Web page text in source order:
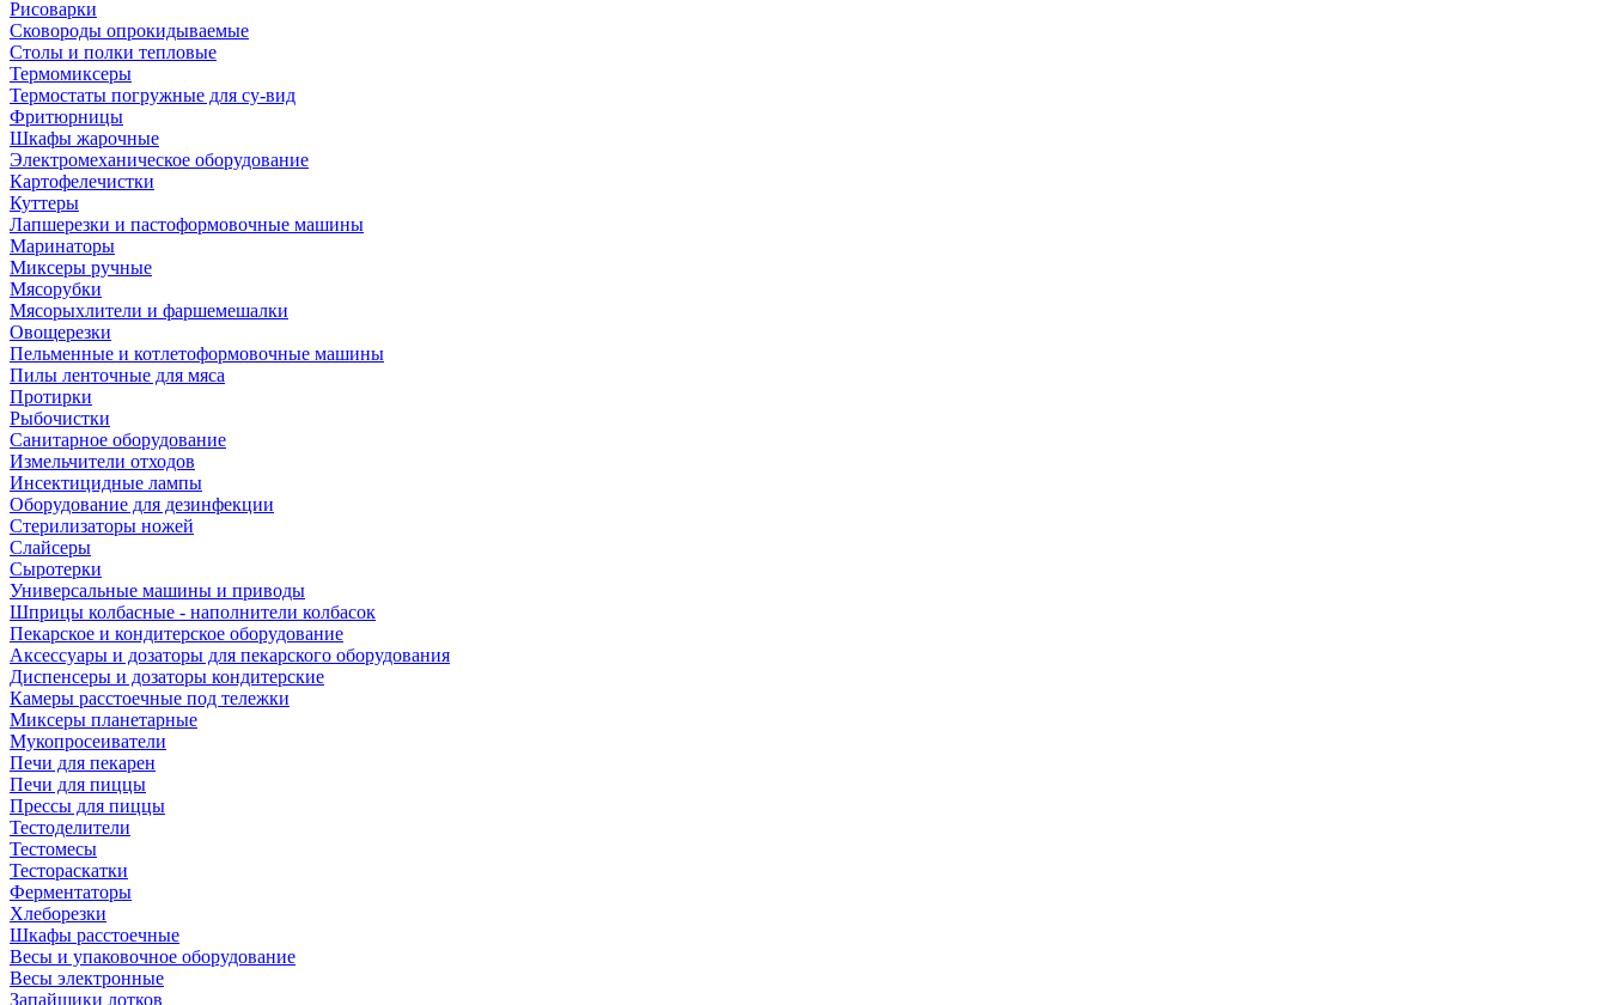
Рисоварки
Сковороды опрокидываемые
Столы и полки тепловые
Термомиксеры
Термостаты погружные для су-вид
Фритюрницы
Шкафы жарочные
Электромеханическое оборудование
Картофелечистки
Куттеры
Лапшерезки и пастоформовочные машины
Маринаторы
Миксеры ручные
Мясорубки
Мясорыхлители и фаршемешалки
Овощерезки
Пельменные и котлетоформовочные машины
Пилы ленточные для мяса
Протирки
Рыбочистки
Санитарное оборудование
Измельчители отходов
Инсектицидные лампы
Оборудование для дезинфекции
Стерилизаторы ножей
Слайсеры
Сыротерки
Универсальные машины и приводы
Шприцы колбасные - наполнители колбасок
Пекарское и кондитерское оборудование
Аксессуары и дозаторы для пекарского оборудования
Диспенсеры и дозаторы кондитерские
Камеры расстоечные под тележки
Миксеры планетарные
Мукопросеиватели
Печи для пекарен
Печи для пиццы
Прессы для пиццы
Тестоделители
Тестомесы
Тестораскатки
Ферментаторы
Хлеборезки
Шкафы расстоечные
Весы и упаковочное оборудование
Весы электронные
Запайщики лотков